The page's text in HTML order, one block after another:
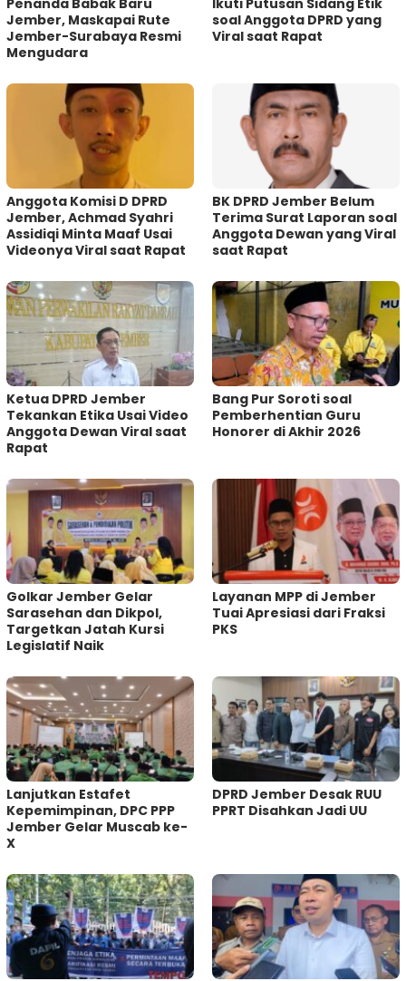
Penanda Babak Baru
Jember, Maskapai Rute
Jember-Surabaya Resmi
Mengudara
Ikuti Putusan Sidang Etik
soal Anggota DPRD yang
Viral saat Rapat
Anggota Komisi D DPRD
Jember, Achmad Syahri
Assidiqi Minta Maaf Usai
Videonya Viral saat Rapat
BK DPRD Jember Belum
Terima Surat Laporan soal
Anggota Dewan yang Viral
saat Rapat
Ketua DPRD Jember
Tekankan Etika Usai Video
Anggota Dewan Viral saat
Rapat
Bang Pur Soroti soal
Pemberhentian Guru
Honorer di Akhir 2026
Golkar Jember Gelar
Sarasehan dan Dikpol,
Targetkan Jatah Kursi
Legislatif Naik
Layanan MPP di Jember
Tuai Apresiasi dari Fraksi
PKS
Lanjutkan Estafet
Kepemimpinan, DPC PPP
Jember Gelar Muscab ke-
X
DPRD Jember Desak RUU
PPRT Disahkan Jadi UU